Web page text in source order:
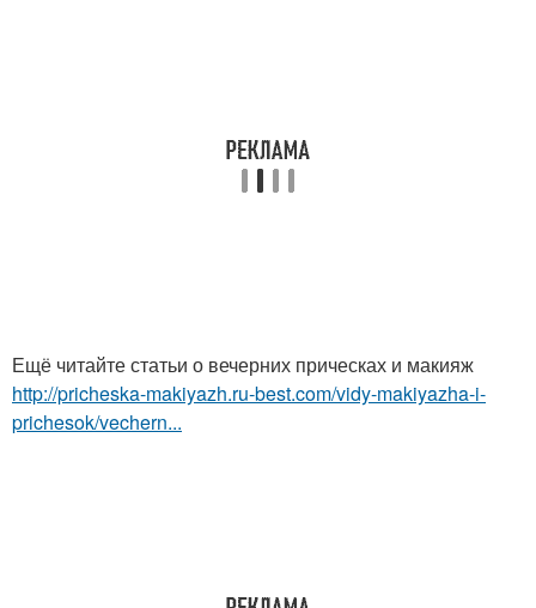
Ещё читайте статьи о вечерних прическах и макияж
http://pricheska-makiyazh.ru-best.com/vidy-makiyazha-i-
prichesok/vechern...